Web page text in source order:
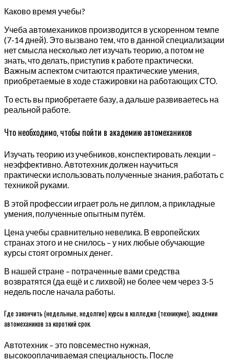
Каково время учебы?
Учеба автомехаников производится в ускоренном темпе
(7-14 дней). Это вызвано тем, что в данной специализации
нет смысла несколько лет изучать теорию, а потом не
знать, что делать, приступив к работе практически.
Важным аспектом считаются практические умения,
приобретаемые в ходе стажировки на работающих СТО.
То есть вы приобретаете базу, а дальше развиваетесь на
реальной работе.
Что необходимо, чтобы пойти в академию автомехаников
Изучать теорию из учебников, конспектировать лекции –
неэффективно. Автотехник должен научиться
практически использовать полученные знания, работать с
техникой руками.
В этой профессии играет роль не диплом, а прикладные
умения, полученные опытным путём.
Цена учебы сравнительно невелика. В европейских
странах этого и не снилось – у них любые обучающие
курсы стоят огромных денег.
В нашей стране – потраченные вами средства
возвратятся (да ещё и с лихвой) не более чем через 3-5
недель после начала работы.
Где закончить (недельные, недолгие) курсы в колледже (техникуме), академии
автомехаников за короткий срок.
Автотехник – это повсеместно нужная,
высокооплачиваемая специальность. После